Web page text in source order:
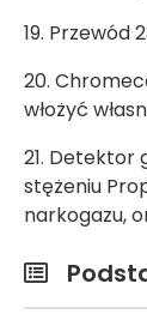
19. Przewód
20.
włożyć
21. Detektor
stężeniu
narkogazu,